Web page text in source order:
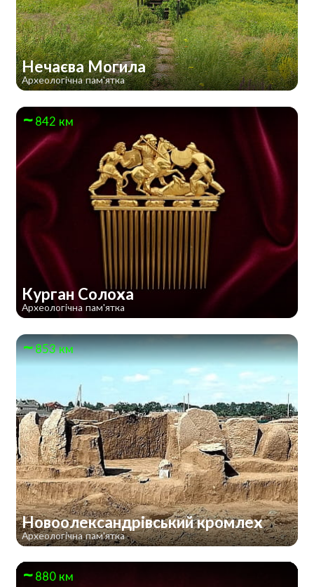
Нечаєва Могила
Археологічна пам'ятка
842 км
Курган Солоха
Археологічна пам'ятка
853 км
Новоолександрівський кромлех
Археологічна пам'ятка
880 км